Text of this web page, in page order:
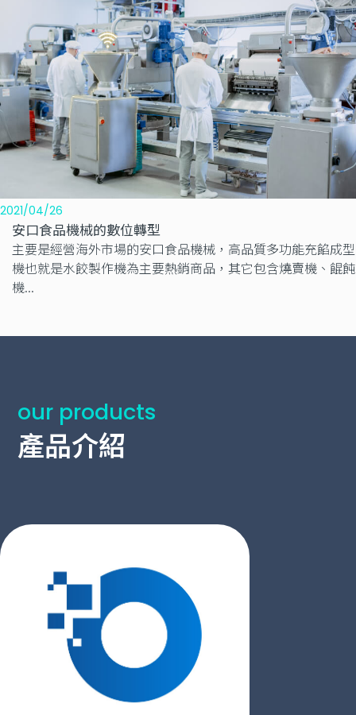
2021/04/26
安口食品機械的數位轉型
主要是經營海外市場的安口食品機械，高品質多功能充餡成型
機也就是水餃製作機為主要熱銷商品，其它包含燒賣機、餛飩
機...
our products
產品介紹